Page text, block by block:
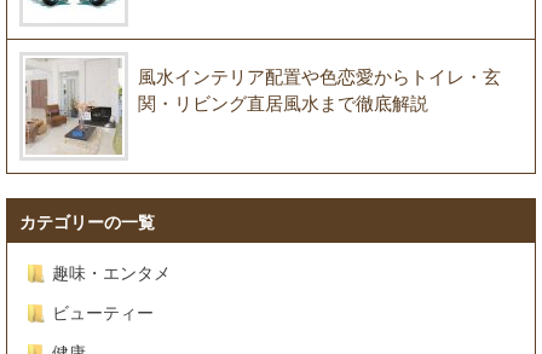
風水インテリア配置や色恋愛からトイレ・玄
関・リビング直居風水まで徹底解説
カテゴリーの一覧
趣味・エンタメ
ビューティー